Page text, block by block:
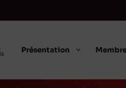
Présentation